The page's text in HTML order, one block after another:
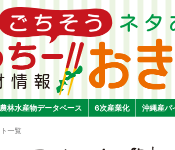
農林水産物データベース 6次産業化 沖縄産パ
一覧